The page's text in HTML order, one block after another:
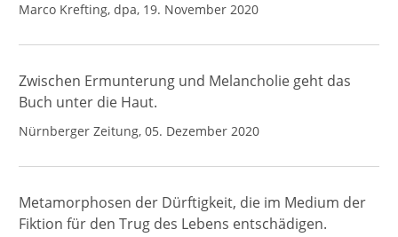
Marco Krefting, dpa, 19. November 2020
Zwischen Ermunterung und Melancholie geht das
Buch unter die Haut.
Nürnberger Zeitung, 05. Dezember 2020
Metamorphosen der Dürftigkeit, die im Medium der
Fiktion für den Trug des Lebens entschädigen.